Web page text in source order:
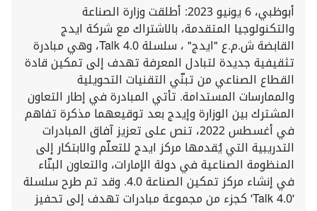
أبوظبي، 6 يونيو 2023: أطلقت وزارة الصناعة
والتكنولوجيا المتقدمة، بالاشتراك مع شركة ايدج
القابضة ش.م.ع "ايدج" ، سلسلة Talk 4.0، وهي مبادرة
تثقيفية جديدة لتبادل المعرفة تهدف إلى تمكين قادة
القطاع الصناعي من تبنّي التقنيات التحويلية
والممارسات المستدامة. تأتي المبادرة في إطار التعاون
المشترك بين الوزارة وإيدج بعد توقيعهما مذكرة تفاهم
في أغسطس 2022، تنص على تعزيز آفاق المبادرات
التدريبية التي يُقدمها مركز ايدج للتعلّم والابتكار إلى
المنظومة الصناعية في دولة الإمارات، والتعاون البنّاء
في إنشاء مركز تمكين الصناعة 4.0. وقد تم طرح سلسلة
'Talk 4.0' كجزء من مجموعة مبادرات تهدف إلى تحفيز